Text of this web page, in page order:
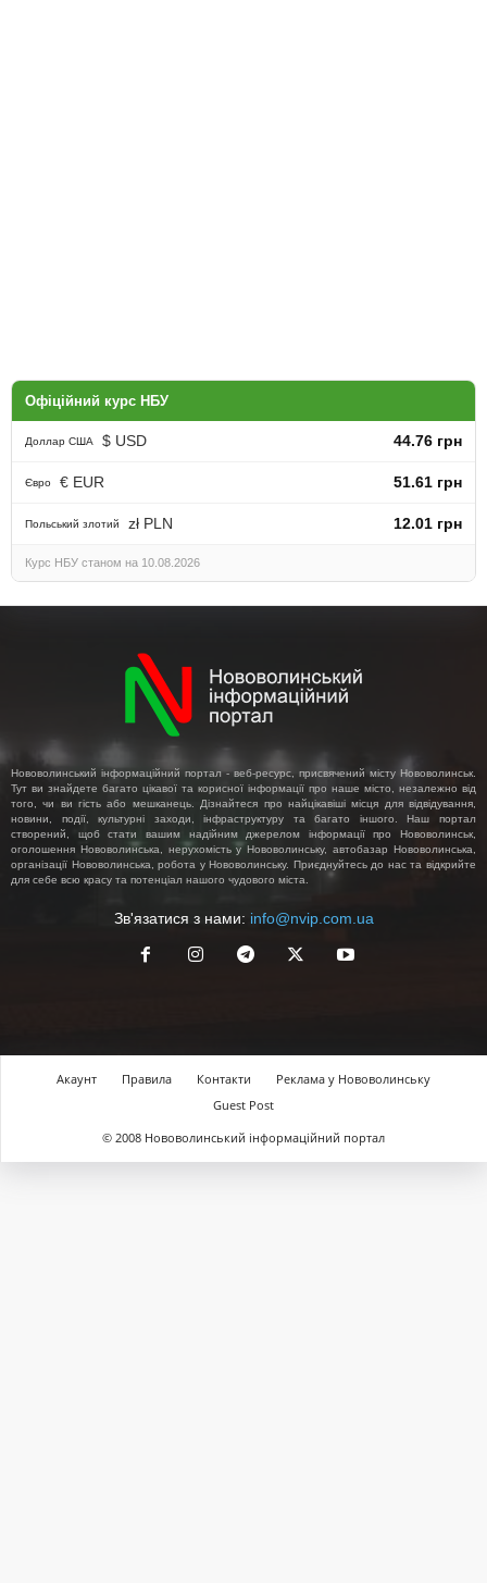
Офіційний курс НБУ
Доллар США $ USD 44.76 грн
Євро € EUR 51.61 грн
Польський злотий zł PLN 12.01 грн
Курс НБУ станом на 10.08.2026
Нововолинський інформаційний портал - веб-ресурс, присвячений місту Нововолинськ.
Тут ви знайдете багато цікавої та корисної інформації про наше місто, незалежно від
того, чи ви гість або мешканець. Дізнайтеся про найцікавіші місця для відвідування,
новини, події, культурні заходи, інфраструктуру та багато іншого. Наш портал
створений, щоб стати вашим надійним джерелом інформації про Нововолинськ,
оголошення Нововолинська, нерухомість у Нововолинську, автобазар Нововолинська,
організації Нововолинська, робота у Нововолинську. Приєднуйтесь до нас та відкрийте
для себе всю красу та потенціал нашого чудового міста.
Зв'язатися з нами: info@nvip.com.ua
Акаунт Правила Контакти
Реклама у Нововолинську
Guest Post
© 2008 Нововолинський інформаційний портал